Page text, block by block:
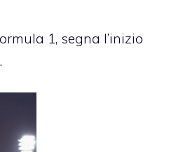
1, segna l’inizio